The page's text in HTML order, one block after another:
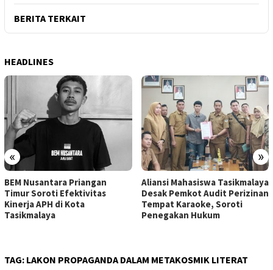
BERITA TERKAIT
HEADLINES
« »
BEM Nusantara Priangan
Timur Soroti Efektivitas
Kinerja APH di Kota
Tasikmalaya
Aliansi Mahasiswa Tasikmalaya
Desak Pemkot Audit Perizinan
Tempat Karaoke, Soroti
Penegakan Hukum
TAG: LAKON PROPAGANDA DALAM METAKOSMIK LITERAT